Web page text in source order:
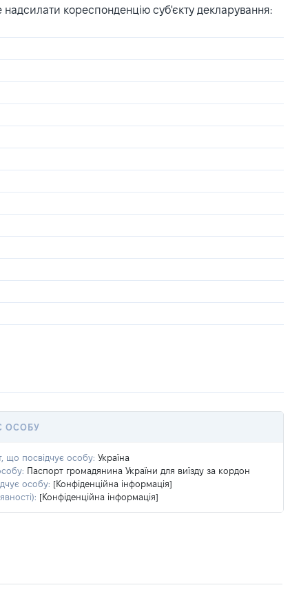
кореспонденцію суб'єкту декларування:
ОСОБУ
що посвідчує особу: Україна
Паспорт громадянина України для виїзду за кордон
особу: [Конфіденційна інформація]
[Конфіденційна інформація]